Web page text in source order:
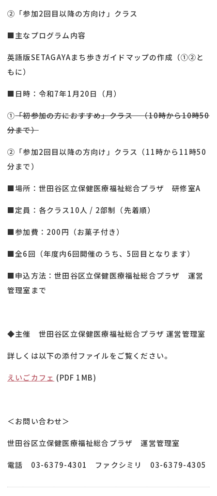
②「参加2回目以降の方向け」クラス
■主なプログラム内容
英語版SETAGAYAまち歩きガイドマップの作成（①②と
もに）
■日時：令和7年1月20日（月）
①「初参加の方におすすめ」クラス （10時から10時50
分まで）
②「参加2回目以降の方向け」クラス（11時から11時50
分まで）
■場所：世田谷区立保健医療福祉総合プラザ 研修室A
■定員：各クラス10人 / 2部制（先着順）
■参加費：200円（お菓子付き）
■全6回（年度内6回開催のうち、5回目となります）
■申込方法：世田谷区立保健医療福祉総合プラザ 運営
管理室まで
◆主催 世田谷区立保健医療福祉総合プラザ 運営管理室
詳しくは以下の添付ファイルをご覧ください。
えいごカフェ (PDF 1MB)
＜お問い合わせ＞
世田谷区立保健医療福祉総合プラザ 運営管理室
電話 03-6379-4301 ファクシミリ 03-6379-4305